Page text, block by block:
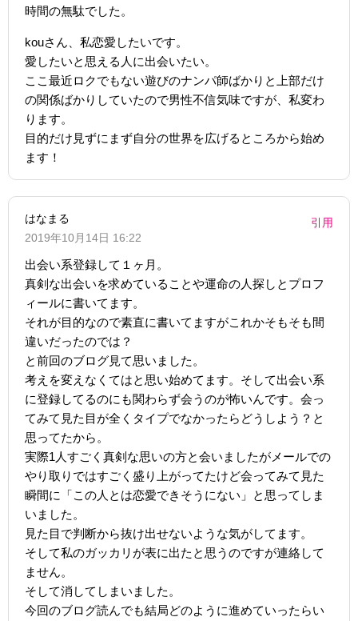
時間の無駄でした。
kouさん、私恋愛したいです。
愛したいと思える人に出会いたい。
ここ最近ロクでもない遊びのナンパ師ばかりと上部だけ
の関係ばかりしていたので男性不信気味ですが、私変わ
ります。
目的だけ見ずにまず自分の世界を広げるところから始め
ます！
はなまる
2019年10月14日 16:22
引用
出会い系登録して１ヶ月。
真剣な出会いを求めていることや運命の人探しとプロフ
ィールに書いてます。
それが目的なので素直に書いてますがこれかそもそも間
違いだったのでは？
と前回のブログ見て思いました。
考えを変えなくてはと思い始めてます。そして出会い系
に登録してるのにも関わらず会うのが怖いんです。会っ
てみて見た目が全くタイプでなかったらどうしよう？と
思ってたから。
実際1人すごく真剣な思いの方と会いましたがメールでの
やり取りではすごく盛り上がってたけど会ってみて見た
瞬間に「この人とは恋愛できそうにない」と思ってしま
いました。
見た目で判断から抜け出せないような気がしてます。
そして私のガッカリが表に出たと思うのですが連絡して
ません。
そして消してしまいました。
今回のブログ読んでも結局どのように進めていったらい